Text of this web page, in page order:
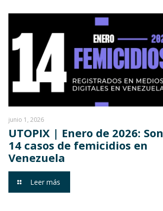
junio 1, 2026
UTOPIX | Enero de 2026: Son
14 casos de femicidios en
Venezuela
Leer más